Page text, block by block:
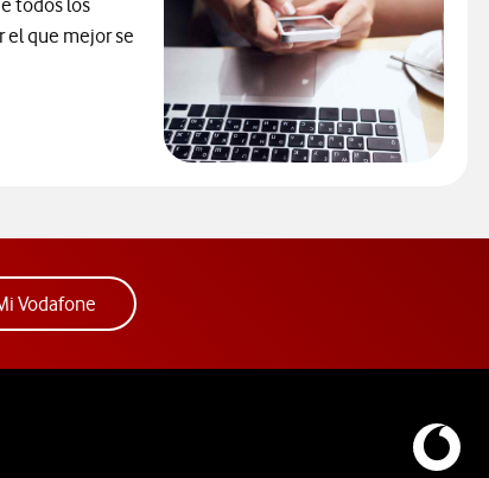
todos los
el que mejor se
VodafoneAcceder a la app Mi Vodafone. Abre ventana